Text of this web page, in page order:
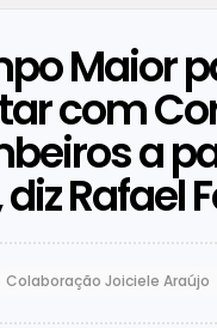
Maior
com
a
Rafael
Colaboração Joiciele Araújo